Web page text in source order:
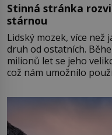
Stinná stránka
stárnou
Lidský mozek, více než
druh od ostatních.
milionů let se jeho
což nám umožnilo